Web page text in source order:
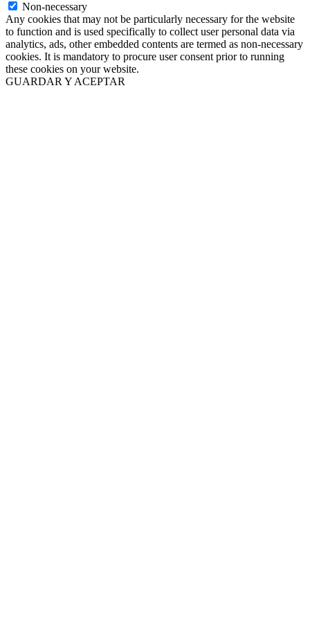
Non-necessary
Any cookies that may not be particularly necessary for the website
to function and is used specifically to collect user personal data via
analytics, ads, other embedded contents are termed as non-necessary
cookies. It is mandatory to procure user consent prior to running
these cookies on your website.
GUARDAR Y ACEPTAR